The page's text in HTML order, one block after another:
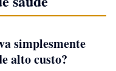
simplesmente
alto custo?